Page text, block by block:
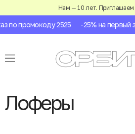
Нам — 10 лет. Приглашаем
по промокоду 2525 -25% на первый
Лоферы